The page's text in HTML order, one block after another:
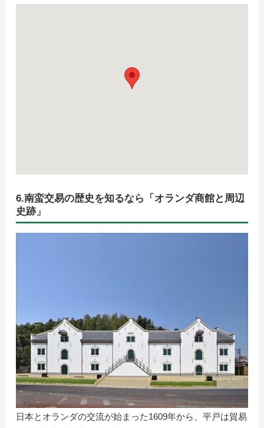
6.南蛮交易の歴史を知るなら「オランダ商館と周辺
史跡」
日本とオランダの交流が始まった1609年から、平戸は貿易